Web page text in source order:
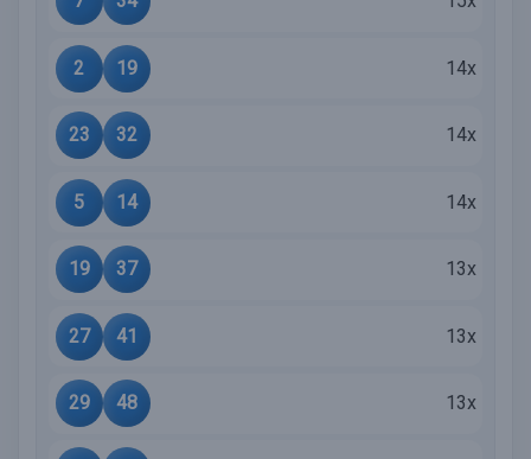
2 19 14x
23 32 14x
5 14 14x
19 37 13x
27 41 13x
29 48 13x